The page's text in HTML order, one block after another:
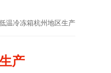
温冷冻箱杭州地区生产
产